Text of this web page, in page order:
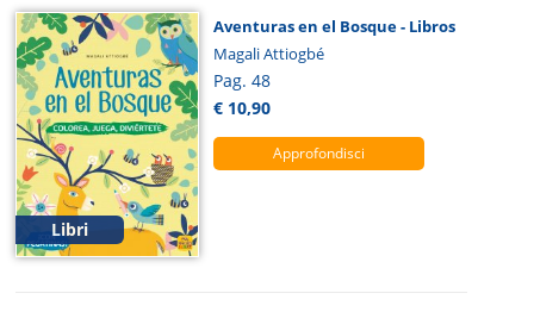
Libri
Aventuras en el Bosque - Libros
Magali Attiogbé
Pag. 48
€ 10,90
Approfondisci